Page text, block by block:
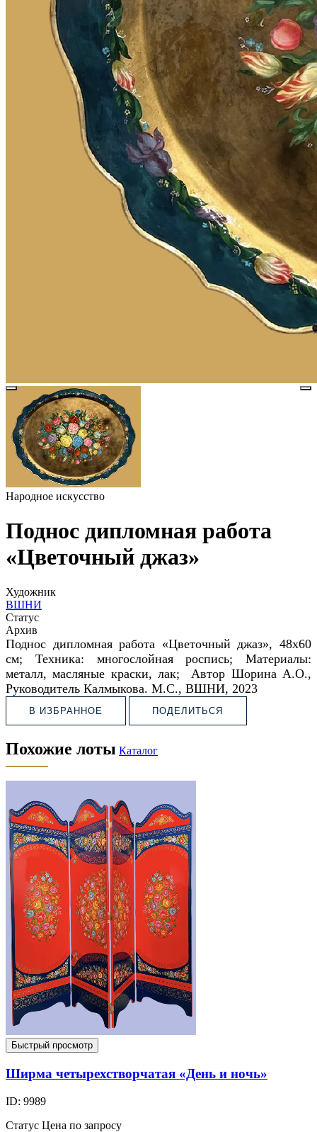
Народное искусство
Поднос дипломная работа
«Цветочный джаз»
Художник
ВШНИ
Статус
Архив
Поднос дипломная работа «Цветочный джаз», 48х60
см; Техника: многослойная роспись; Материалы:
металл, масляные краски, лак; Автор Шорина А.О.,
Руководитель Калмыкова. М.С., ВШНИ, 2023
В ИЗБРАННОЕ ПОДЕЛИТЬСЯ
Похожие лоты Каталог
Быстрый просмотр
Ширма четырехстворчатая «День и ночь»
ID: 9989
Статус Цена по запросу